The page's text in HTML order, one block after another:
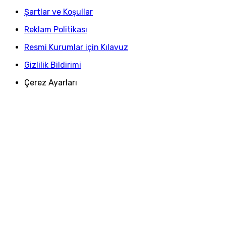
Şartlar ve Koşullar
Reklam Politikası
Resmi Kurumlar için Kılavuz
Gizlilik Bildirimi
Çerez Ayarları